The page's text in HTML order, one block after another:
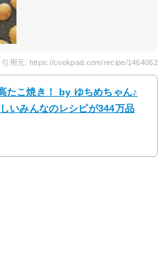
引用元: https://cookpad.com/recipe/1464062
たこ焼き！ by ゆちめちゃん♪
いみんなのレシピが344万品